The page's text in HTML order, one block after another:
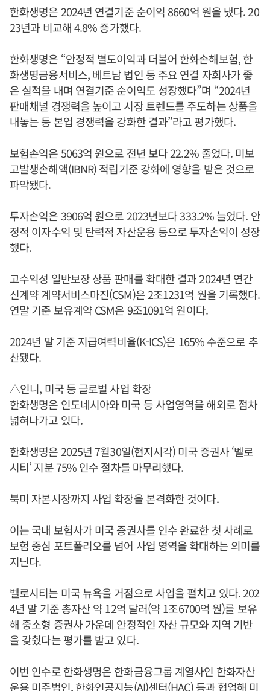
한화생명은 2024년 연결기준 순이익 8660억 원을 냈다. 20
23년과 비교해 4.8% 증가했다.
한화생명은 “안정적 별도이익과 더불어 한화손해보험, 한
화생명금융서비스, 베트남 법인 등 주요 연결 자회사가 좋
은 실적을 내며 연결기준 순이익도 성장했다”며 “2024년
판매채널 경쟁력을 높이고 시장 트렌드를 주도하는 상품을
내놓는 등 본업 경쟁력을 강화한 결과”라고 평가했다.
보험손익은 5063억 원으로 전년 보다 22.2% 줄었다. 미보
고발생손해액(IBNR) 적립기준 강화에 영향을 받은 것으로
파악됐다.
투자손익은 3906억 원으로 2023년보다 333.2% 늘었다. 안
정적 이자수익 및 탄력적 자산운용 등으로 투자손익이 성장
했다.
고수익성 일반보장 상품 판매를 확대한 결과 2024년 연간
신계약 계약서비스마진(CSM)은 2조1231억 원을 기록했다.
연말 기준 보유계약 CSM은 9조1091억 원이다.
2024년 말 기준 지급여력비율(K-ICS)은 165% 수준으로 추
산됐다.
△인니, 미국 등 글로벌 사업 확장
한화생명은 인도네시아와 미국 등 사업영역을 해외로 점차
넓혀나가고 있다.
한화생명은 2025년 7월30일(현지시각) 미국 증권사 ‘벨로
시티’ 지분 75% 인수 절차를 마무리했다.
북미 자본시장까지 사업 확장을 본격화한 것이다.
이는 국내 보험사가 미국 증권사를 인수 완료한 첫 사례로
보험 중심 포트폴리오를 넘어 사업 영역을 확대하는 의미를
지닌다.
벨로시티는 미국 뉴욕을 거점으로 사업을 펼치고 있다. 202
4년 말 기준 총자산 약 12억 달러(약 1조6700억 원)를 보유
해 중소형 증권사 가운데 안정적인 자산 규모와 지역 기반
을 갖췄다는 평가를 받고 있다.
이번 인수로 한화생명은 한화금융그룹 계열사인 한화자산
운용 미주법인, 한화인공지능(AI)센터(HAC) 등과 협업해 미